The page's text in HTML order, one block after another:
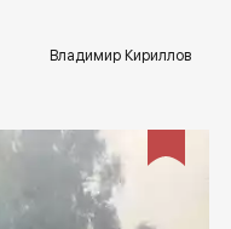
Владимир Кириллов